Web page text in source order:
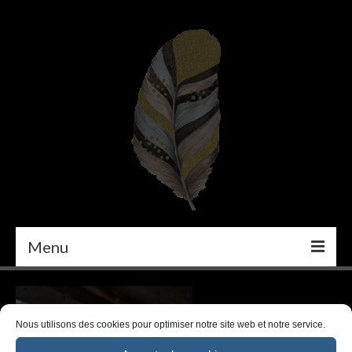
Nous utilisons des cookies pour optimiser notre site web et notre service.
Menu
PEINTURE
DÉCORATION INTÉRIEURE